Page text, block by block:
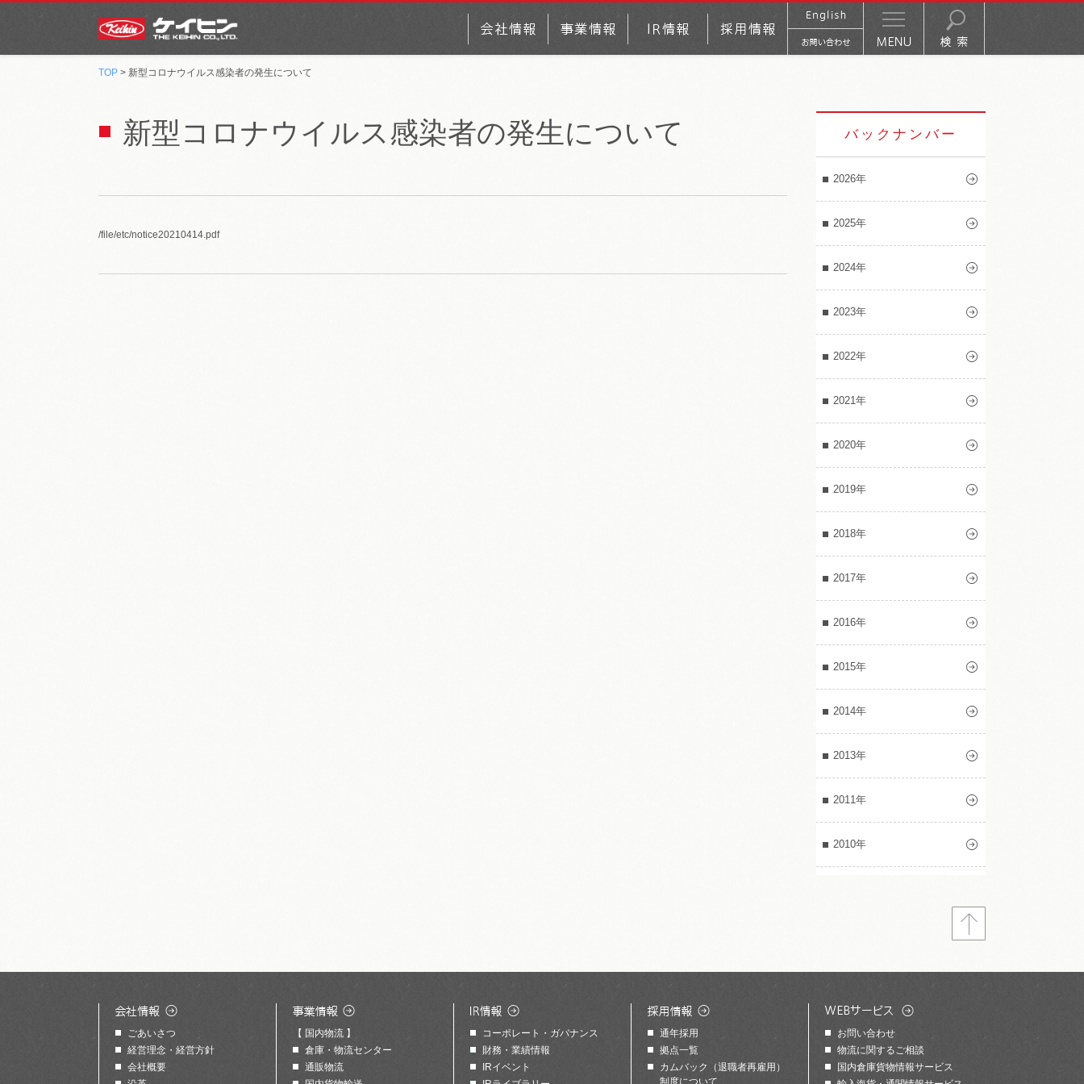
TOP > 新型コロナウイルス感染者の発生について
新型コロナウイルス感染者の発生について
/file/etc/notice20210414.pdf
バックナンバー
2026年
2025年
2024年
2023年
2022年
2021年
2020年
2019年
2018年
2017年
2016年
2015年
2014年
2013年
2011年
2010年
ごあいさつ
経営理念・経営方針
会社概要
【 国内物流 】
倉庫・物流センター
通販物流
コーポレート・ガバナンス
財務・業績情報
IRイベント
通年採用
拠点一覧
カムバック（退職者再雇用）
制度について
お問い合わせ
物流に関するご相談
国内倉庫貨物情報サービス